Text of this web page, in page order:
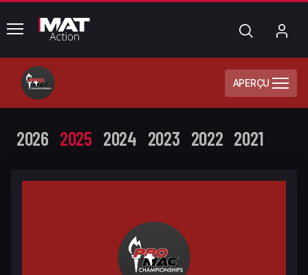
common.menu Chercher
APERÇU
2026 2025 2024 2023 2022 2021